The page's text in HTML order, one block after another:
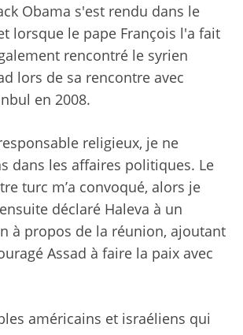
Obama s'est rendu dans le
lorsque le pape François l'a fait
rencontré le syrien
lors de sa rencontre avec
en 2008.
religieux, je ne
dans les affaires politiques. Le
turc m’a convoqué, alors je
déclaré Haleva à un
à propos de la réunion, ajoutant
Assad à faire la paix avec
américains et israéliens qui